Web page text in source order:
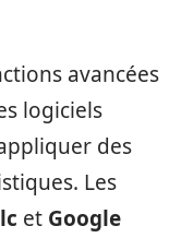
avancées
logiciels
des
Les
et Google